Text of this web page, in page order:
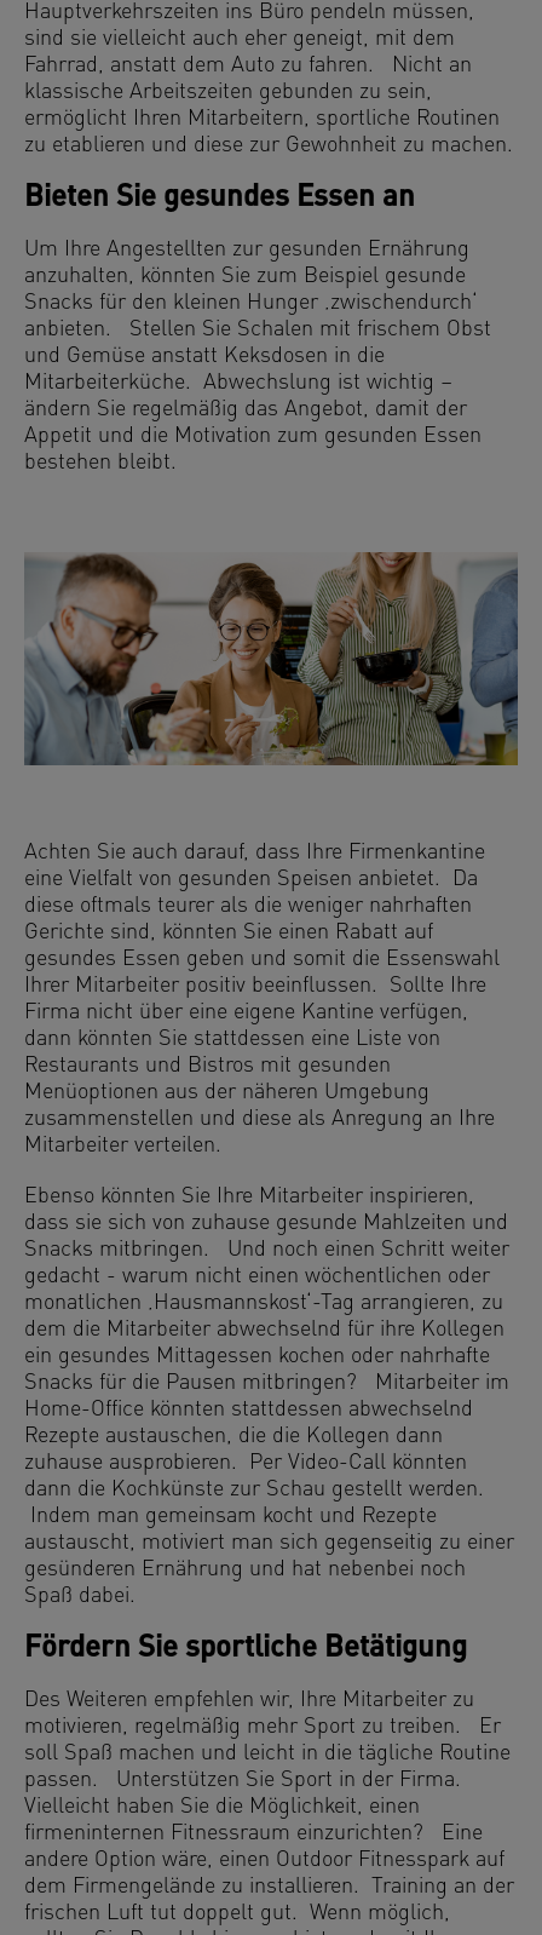
Hauptverkehrszeiten ins Büro pendeln müssen,
sind sie vielleicht auch eher geneigt, mit dem
Fahrrad, anstatt dem Auto zu fahren. Nicht an
klassische Arbeitszeiten gebunden zu sein,
ermöglicht Ihren Mitarbeitern, sportliche Routinen
zu etablieren und diese zur Gewohnheit zu machen.
Bieten Sie gesundes Essen an
Um Ihre Angestellten zur gesunden Ernährung
anzuhalten, könnten Sie zum Beispiel gesunde
Snacks für den kleinen Hunger ‚zwischendurch‘
anbieten. Stellen Sie Schalen mit frischem Obst
und Gemüse anstatt Keksdosen in die
Mitarbeiterküche. Abwechslung ist wichtig –
ändern Sie regelmäßig das Angebot, damit der
Appetit und die Motivation zum gesunden Essen
bestehen bleibt.
Achten Sie auch darauf, dass Ihre Firmenkantine
eine Vielfalt von gesunden Speisen anbietet. Da
diese oftmals teurer als die weniger nahrhaften
Gerichte sind, könnten Sie einen Rabatt auf
gesundes Essen geben und somit die Essenswahl
Ihrer Mitarbeiter positiv beeinflussen. Sollte Ihre
Firma nicht über eine eigene Kantine verfügen,
dann könnten Sie stattdessen eine Liste von
Restaurants und Bistros mit gesunden
Menüoptionen aus der näheren Umgebung
zusammenstellen und diese als Anregung an Ihre
Mitarbeiter verteilen.
Ebenso könnten Sie Ihre Mitarbeiter inspirieren,
dass sie sich von zuhause gesunde Mahlzeiten und
Snacks mitbringen. Und noch einen Schritt weiter
gedacht - warum nicht einen wöchentlichen oder
monatlichen ‚Hausmannskost‘-Tag arrangieren, zu
dem die Mitarbeiter abwechselnd für ihre Kollegen
ein gesundes Mittagessen kochen oder nahrhafte
Snacks für die Pausen mitbringen? Mitarbeiter im
Home-Office könnten stattdessen abwechselnd
Rezepte austauschen, die die Kollegen dann
zuhause ausprobieren. Per Video-Call könnten
dann die Kochkünste zur Schau gestellt werden.
Indem man gemeinsam kocht und Rezepte
austauscht, motiviert man sich gegenseitig zu einer
gesünderen Ernährung und hat nebenbei noch
Spaß dabei.
Fördern Sie sportliche Betätigung
Des Weiteren empfehlen wir, Ihre Mitarbeiter zu
motivieren, regelmäßig mehr Sport zu treiben. Er
soll Spaß machen und leicht in die tägliche Routine
passen. Unterstützen Sie Sport in der Firma.
Vielleicht haben Sie die Möglichkeit, einen
firmeninternen Fitnessraum einzurichten? Eine
andere Option wäre, einen Outdoor Fitnesspark auf
dem Firmengelände zu installieren. Training an der
frischen Luft tut doppelt gut. Wenn möglich,